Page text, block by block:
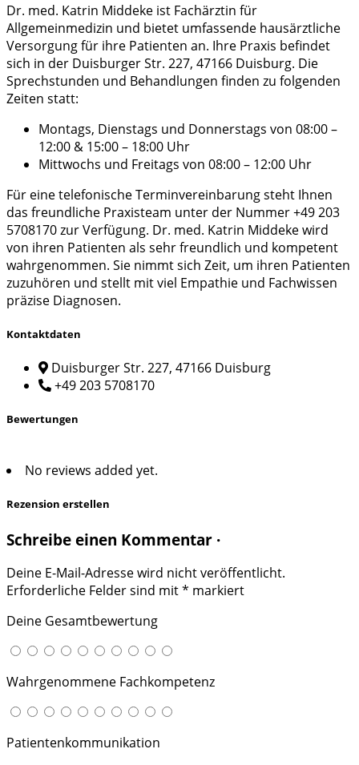
Dr. med. Katrin Middeke ist Fachärztin für
Allgemeinmedizin und bietet umfassende hausärztliche
Versorgung für ihre Patienten an. Ihre Praxis befindet
sich in der Duisburger Str. 227, 47166 Duisburg. Die
Sprechstunden und Behandlungen finden zu folgenden
Zeiten statt:
Montags, Dienstags und Donnerstags von 08:00 –
12:00 & 15:00 – 18:00 Uhr
Mittwochs und Freitags von 08:00 – 12:00 Uhr
Für eine telefonische Terminvereinbarung steht Ihnen
das freundliche Praxisteam unter der Nummer +49 203
5708170 zur Verfügung. Dr. med. Katrin Middeke wird
von ihren Patienten als sehr freundlich und kompetent
wahrgenommen. Sie nimmt sich Zeit, um ihren Patienten
zuzuhören und stellt mit viel Empathie und Fachwissen
präzise Diagnosen.
Kontaktdaten
Duisburger Str. 227, 47166 Duisburg
+49 203 5708170
Bewertungen
No reviews added yet.
Rezension erstellen
Schreibe einen Kommentar ·
Deine E-Mail-Adresse wird nicht veröffentlicht.
Erforderliche Felder sind mit* markiert
Deine Gesamtbewertung
Wahrgenommene Fachkompetenz
Patientenkommunikation